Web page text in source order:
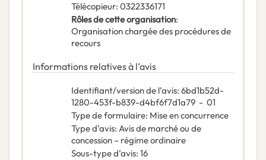
Télécopieur: 0322336171
Rôles de cette organisation:
Organisation chargée des procédures de
recours
Informations relatives à l’avis
Identifiant/version de l’avis: 6bd1b52d-
1280-453f-b839-d4bf6f7d1a79 - 01
Type de formulaire: Mise en concurrence
Type d’avis: Avis de marché ou de
concession – régime ordinaire
Sous-type d’avis: 16